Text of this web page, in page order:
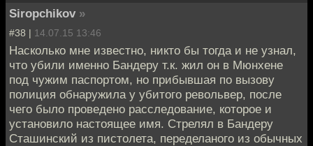
Siropchikov »
#38 | 14.07.15 13:46
Насколько мне известно, никто бы тогда и не узнал,
что убили именно Бандеру т.к. жил он в Мюнхене
под чужим паспортом, но прибывшая по вызову
полиция обнаружила у убитого револьвер, после
чего было проведено расследование, которое и
установило настоящее имя. Стрелял в Бандеру
Сташинский из пистолета, переделаного из обычных